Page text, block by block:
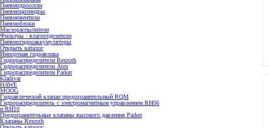
Пневмодроссели
Пневмоцилиндры
Пневмовентили
Пневмоблоки
Маслораспылители
Фильтры - влагоотделители
Пневмогидроаккумуляторы
Открыть каталог
Импортная гидравлика
Гидрораспределители Rexroth
Гидрораспределители Atos
Гидрораспределители Parker
Kladivar
HAWE
MOOG
Гидравлический клапан предохранительный RQM
Гидрораспределитель с электромагнитным управлением RH06
и RH10
Предохранительные клапаны высокого давления Parker
Клапаны Rexroth